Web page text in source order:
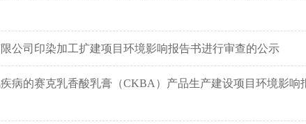
公司印染加工扩建项目环境影响报告书进行审查的公示
病的赛克乳香酸乳膏（CKBA）产品生产建设项目环境影响